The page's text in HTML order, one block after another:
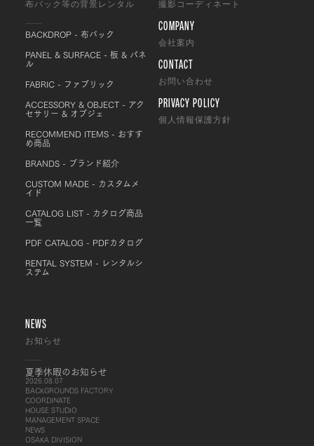
布バック等の背景レンタル
BACKDROP - 布バック
PANEL & SURFACE - 板 & パネ
ル
FABRIC - ファブリック
ACCESSORY & OBJECT - アク
セサリー & オブジェ
RECOMMEND ITEMS - おすす
め商品
BRANDS - ブランド紹介
CUSTOM MADE - カスタムメ
イド
CATALOG LIST - カタログ商品
一覧
PDF CATALOG - PDFカタログ
RENTAL SYSTEM - レンタルシ
ステム
撮影コーディネート
COMPANY
会社案内
CONTACT
お問い合わせ
PRIVACY POLICY
個人情報保護方針
NEWS
お知らせ
夏季休暇のお知らせ
2026.08.07
BACKGROUNDS FACTORY
COORDINATE
HOUSE STUDIO
MANAGEMENT SPACE
NEWS
OSAKA DIVISION